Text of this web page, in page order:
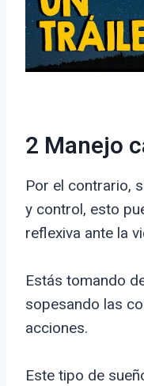
2 Manejo
Por el contrario,
y control, esto
reflexiva ante la
Estás tomando
sopesando las
acciones.
Este tipo de